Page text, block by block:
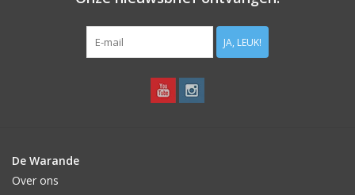
JA, LEUK!
De Warande
Over ons